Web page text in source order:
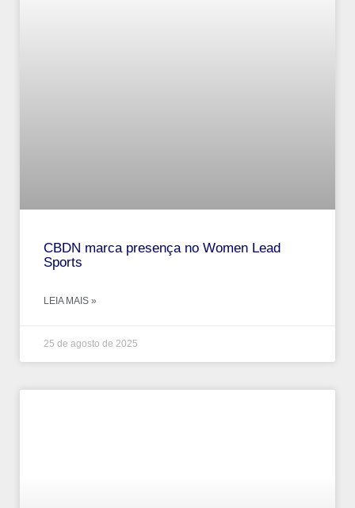
CBDN marca presença no Women Lead
Sports
LEIA MAIS »
25 de agosto de 2025